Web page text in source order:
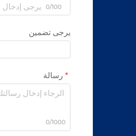
0/100
يرجى تضمين
رسالة
0/1000